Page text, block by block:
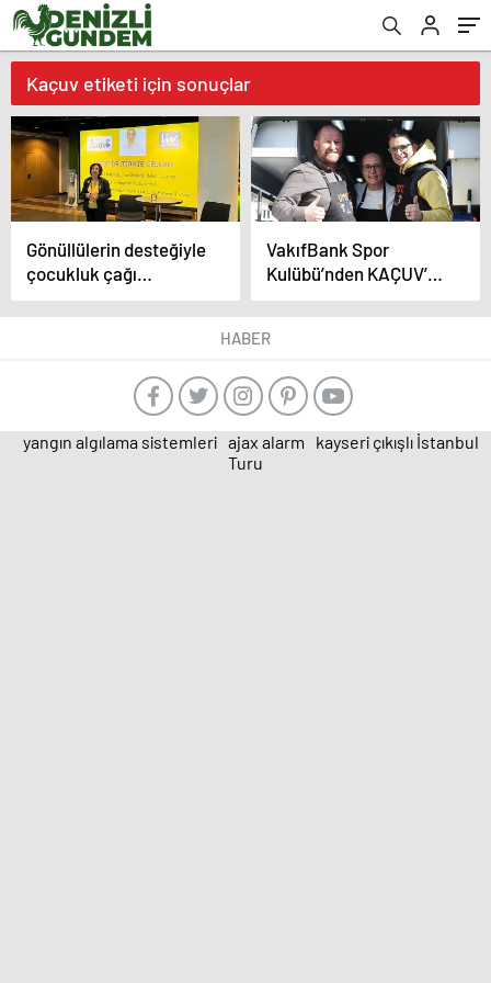
Kaçuv etiketi için sonuçlar
Gönüllülerin desteğiyle
çocukluk çağı
kanserlerine
farkındalık arttı
VakıfBank Spor
Kulübü’nden KAÇUV’a
destek
HABER
yangın algılama sistemleri ajax alarm
kayseri çıkışlı İstanbul
Turu